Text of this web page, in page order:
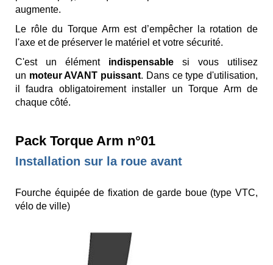
augmente.
Le rôle du Torque Arm est d’empêcher la rotation de
l'axe et de préserver le matériel et votre sécurité.
C'est un élément
indispensable
si vous utilisez
un moteur AVANT puissant. Dans ce type d'utilisation,
il faudra obligatoirement installer un Torque Arm de
chaque côté.
Pack Torque Arm n°01
Installation sur la roue avant
Fourche équipée de fixation de garde boue (type VTC,
vélo de ville)